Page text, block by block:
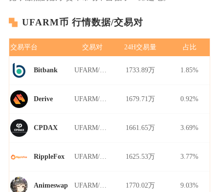
UFARM币 行情数据/交易对
交易平台 交易对 24H交易量 占比
Bitbank 1733.89万 1.85%
Derive 1679.71万 0.92%
CPDAX 1661.65万 3.69%
RippleFox 1625.53万 3.77%
Animeswap 1770.02万 9.03%